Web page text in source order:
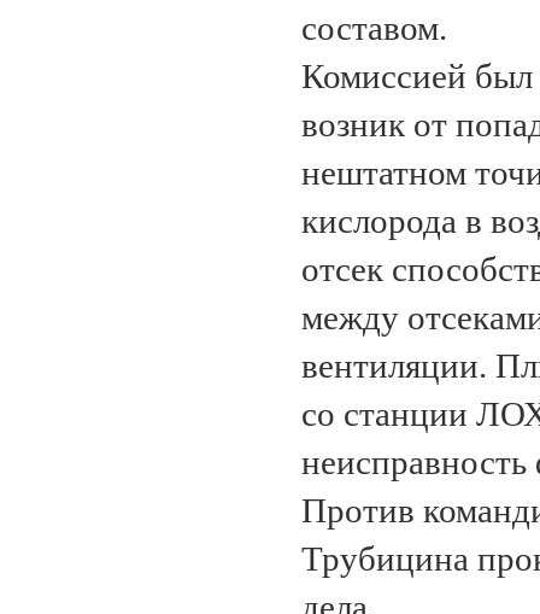
составом.
Комиссией был
возник от
нештатном
кислорода в
отсек
между
вентиляции.
со станции ЛОХ
Против
Трубицина